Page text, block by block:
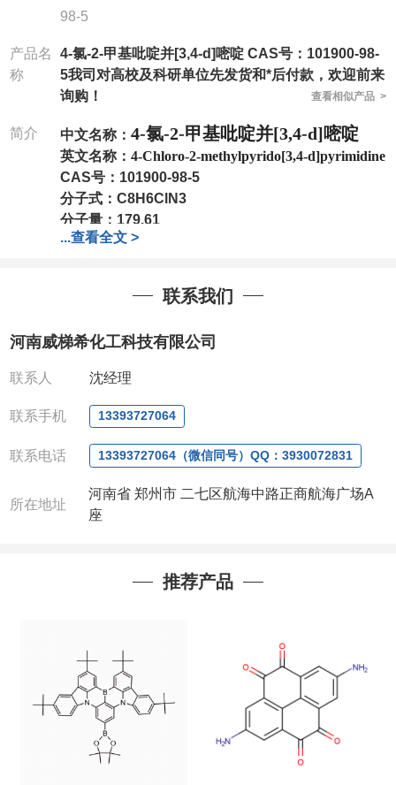
98-5
产品名
称
4-氯-2-甲基吡啶并[3,4-d]嘧啶 CAS号：101900-98-
5我司对高校及科研单位先发货和*后付款，欢迎前来
询购！
查看相似产品 >
简介 中文名称： 4-氯-2-甲基吡啶并[3,4-d]嘧啶
英文名称： 4-Chloro-2-methylpyrido[3,4-d]pyrimidine
CAS号： 101900-98-5
分子式： C8H6ClN3
分子量： 179.61
包装：1Mg ; 5Mg;10Mg ;100Mg;250Mg ;500Mg
我司对高校及科研单位先发货和
作中有用到的试剂,欢迎前来询购
电话:0371-63377391/13393727064
QQ:3930072831
:13393727064
联系人: 沈晓东(欢迎致电
...查看全文 >
联系我们
河南威梯希化工科技有限公司
联系人 沈经理
联系手机 13393727064
联系电话 13393727064（微信同号）QQ：3930072831
所在地址
河南省 郑州市 二七区航海中路正商航海广场A
座
推荐产品